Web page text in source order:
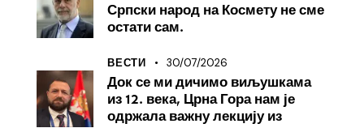
Српски народ на Космету не сме
остати сам.
ВЕСТИ 30/07/2026
Док се ми дичимо виљушкама
из 12. века, Црна Гора нам је
одржала важну лекцију из